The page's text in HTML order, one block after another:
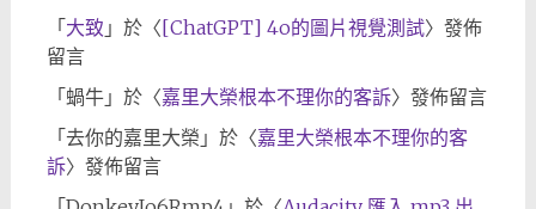
「 大致 」於〈[ChatGPT] 4o的圖片視覺測試〉發佈
留言
「 蝸牛」於〈嘉里大榮根本不理你的客訴〉發佈留言
「 去你的嘉里大榮 」於〈嘉里大榮根本不理你的客
訴〉發佈留言